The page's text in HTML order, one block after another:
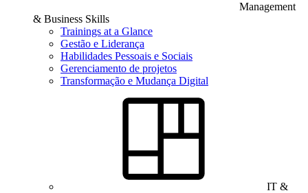
Management
& Business Skills
Trainings at a Glance
Gestão e Liderança
Habilidades Pessoais e Sociais
Gerenciamento de projetos
Transformação e Mudança Digital
IT &